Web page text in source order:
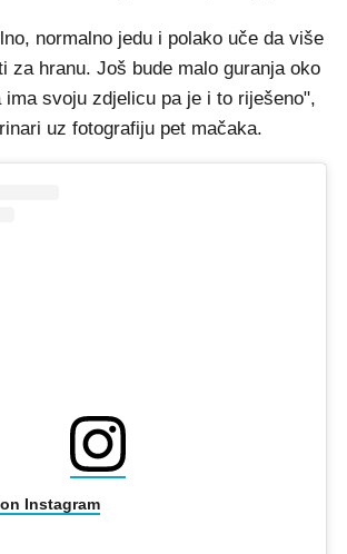
normalno jedu i polako uče da više
za hranu. Još bude malo guranja oko
ima svoju zdjelicu pa je i to riješeno",
uz fotografiju pet mačaka.
Instagram